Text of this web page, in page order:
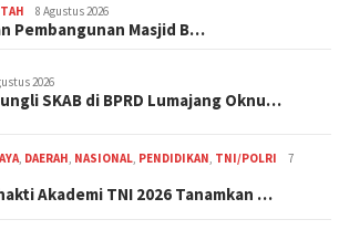
8 Agustus 2026
Pembangunan Masjid B…
2026
SKAB di BPRD Lumajang Oknu…
DAERAH NASIONAL PENDIDIKAN TNI/POLRI
7
Akademi TNI 2026 Tanamkan …